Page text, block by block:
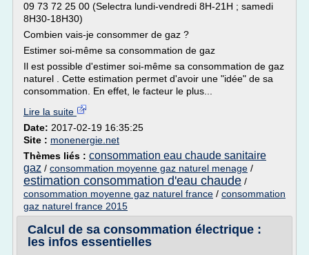
09 73 72 25 00 (Selectra lundi-vendredi 8H-21H ; samedi
8H30-18H30)
Combien vais-je consommer de gaz ?
Estimer soi-même sa consommation de gaz
Il est possible d'estimer soi-même sa consommation de gaz
naturel . Cette estimation permet d'avoir une "idée" de sa
consommation. En effet, le facteur le plus...
Lire la suite
Date: 2017-02-19 16:35:25
Site : monenergie.net
Thèmes liés : consommation eau chaude sanitaire
gaz / consommation moyenne gaz naturel menage /
estimation consommation d'eau chaude /
consommation moyenne gaz naturel france / consommation
gaz naturel france 2015
Calcul de sa consommation électrique :
les infos essentielles